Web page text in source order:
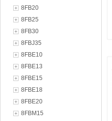
8FB20
8FB25
8FB30
8FBJ35
8FBE10
8FBE13
8FBE15
8FBE18
8FBE20
8FBM15